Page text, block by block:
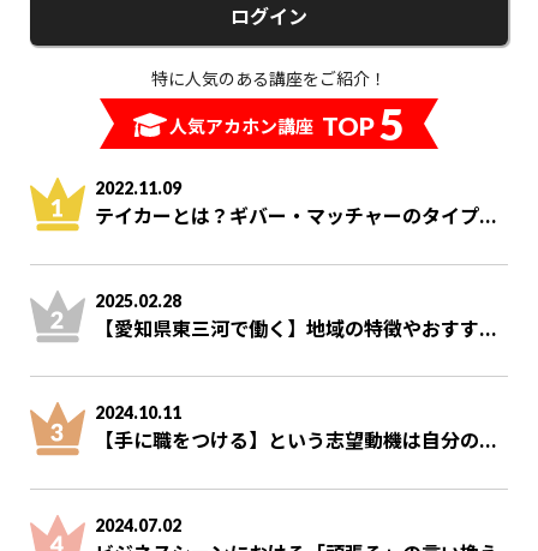
ログイン
特に人気のある講座をご紹介！
人気アカホン講座 TOP5
2022.11.09
テイカーとは？ギバー・マッチャーのタイプ...
2025.02.28
【愛知県東三河で働く】地域の特徴やおすす...
2024.10.11
【手に職をつける】という志望動機は自分の...
2024.07.02